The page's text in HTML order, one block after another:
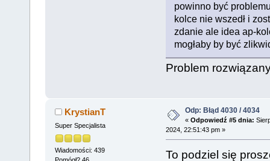
powinno być
kolce nie wszedł i
zdanie ale idea ap-
mogłaby by być
Problem
KrystianT
Super Specjalista
Wiadomości: 439
Odp: Błąd 4030 / 4034
« Odpowiedź #5 dnia:
2024, 22:51:43 pm »
To podziel się